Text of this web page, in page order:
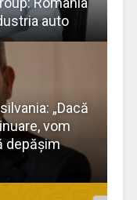
auto
„Dacă
vom
depășim